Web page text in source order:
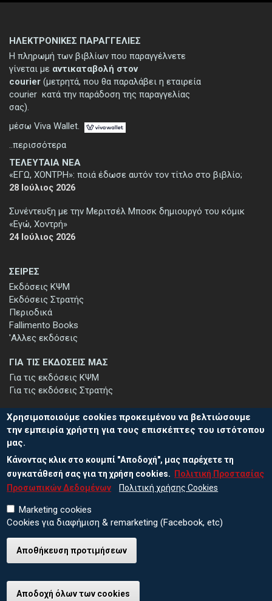
ΣΕΙΡΕΣ
Εκδόσεις ΚΨΜ
Εκδόσεις Στρατής
Περιοδικά
Fallimento Books
'Αλλες εκδόσεις
ΤΕΛΕΥΤΑΙΑ ΝΕΑ
«ΕΓΩ, ΧΟΝΤΡΗ»: ποιά έδωσε αυτόν τον τίτλο στο βιβλίο;
28 Ιούλιος 2026
Συνέντευξη με την Μεριτσέλ Μποσκ δημιουργό του κόμικ
«Εγώ, Χοντρή»
24 Ιούλιος 2026
ΓΙΑ ΤΙΣ ΕΚΔΟΣΕΙΣ ΜΑΣ
Για τις εκδόσεις ΚΨΜ
Για τις εκδόσεις Στρατής
ΗΛΕΚΤΡΟΝΙΚΕΣ ΠΑΡΑΓΓΕΛΙΕΣ
Η πληρωμή των βιβλίων που παραγγέλνετε
γίνεται με αντικαταβολή στον
courier (μετρητά, που θα παραλάβει η εταιρεία
courier κατά την παράδοση της παραγγελίας
σας).
μέσω Viva Wallet.
..περισσότερα
ΕΓΓΡΑΦΗ ΣΤΟ ΕΝΗΜΕΡΩΤΙΚΟ ΔΕΛΤΙΟ
Μείνετε ενημερωμένοι για τις νέες εκδόσεις μας και τις εκδηλώσεις
μας - εγγραφείτε στο ενημερωτικό μας δελτίο.
© 2026 ΕΚΔΟΣΕΙΣ ΚΨΜ
Πολιτική χρήσης Cookies
Χρησιμοποιούμε cookies προκειμένου να βελτιώσουμε
την εμπειρία χρήστη για τους επισκέπτες του ιστότοπου
μας.
Κάνοντας κλικ στο κουμπί "Αποδοχή", μας παρέχετε τη
συγκατάθεσή σας για τη χρήση cookies.
Πολιτική Προστασίας
Προσωπικών Δεδομένων
Πολιτική χρήσης Cookies
Marketing cookies
Cookies για διαφήμιση & remarketing (Facebook, etc)
Αποθήκευση προτιμήσεων
Αποδοχή όλων των cookies